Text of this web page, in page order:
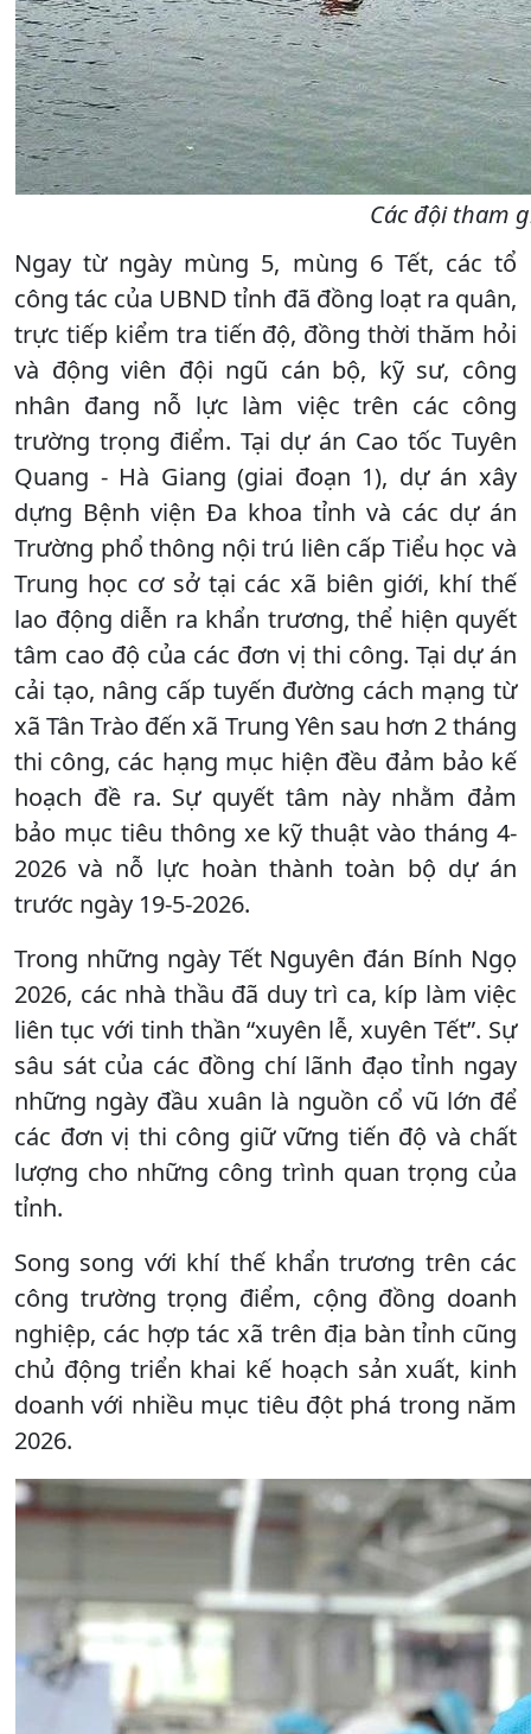
Các đội tham
Ngay từ ngày mùng 5, mùng 6 Tết, các tổ
công tác của UBND tỉnh đã đồng loạt ra quân,
trực tiếp kiểm tra tiến độ, đồng thời thăm hỏi
và động viên đội ngũ cán bộ, kỹ sư, công
nhân đang nỗ lực làm việc trên các công
trường trọng điểm. Tại dự án Cao tốc Tuyên
Quang - Hà Giang (giai đoạn 1), dự án xây
dựng Bệnh viện Đa khoa tỉnh và các dự án
Trường phổ thông nội trú liên cấp Tiểu học và
Trung học cơ sở tại các xã biên giới, khí thế
lao động diễn ra khẩn trương, thể hiện quyết
tâm cao độ của các đơn vị thi công. Tại dự án
cải tạo, nâng cấp tuyến đường cách mạng từ
xã Tân Trào đến xã Trung Yên sau hơn 2 tháng
thi công, các hạng mục hiện đều đảm bảo kế
hoạch đề ra. Sự quyết tâm này nhằm đảm
bảo mục tiêu thông xe kỹ thuật vào tháng 4-
2026 và nỗ lực hoàn thành toàn bộ dự án
trước ngày 19-5-2026.
Trong những ngày Tết Nguyên đán Bính Ngọ
2026, các nhà thầu đã duy trì ca, kíp làm việc
liên tục với tinh thần “xuyên lễ, xuyên Tết”. Sự
sâu sát của các đồng chí lãnh đạo tỉnh ngay
những ngày đầu xuân là nguồn cổ vũ lớn để
các đơn vị thi công giữ vững tiến độ và chất
lượng cho những công trình quan trọng của
tỉnh.
Song song với khí thế khẩn trương trên các
công trường trọng điểm, cộng đồng doanh
nghiệp, các hợp tác xã trên địa bàn tỉnh cũng
chủ động triển khai kế hoạch sản xuất, kinh
doanh với nhiều mục tiêu đột phá trong năm
2026.